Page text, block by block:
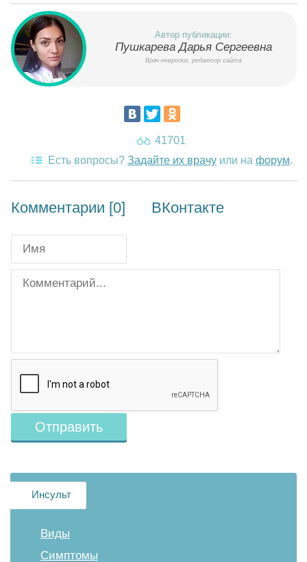
Автор публикации:
Пушкарева Дарья Сергеевна
Врач-невролог, редактор сайта
41701
Есть вопросы? Задайте их врачу или на форум.
Комментарии [0] ВКонтакте
Инсульт
Виды
Симптомы